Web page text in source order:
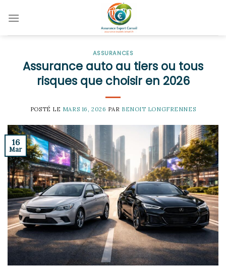
ASSURANCES
Assurance auto au tiers ou tous
risques que choisir en 2026
POSTÉ LE MARS 16, 2026 PAR BENOIT LONGFRENNES
16
Mar